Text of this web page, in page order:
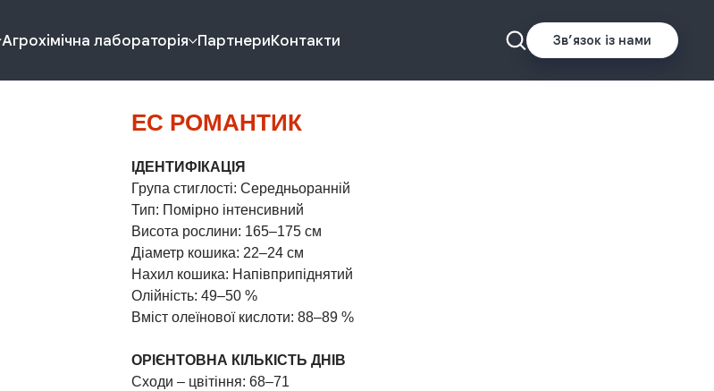
Агрохімічна лабораторія ПартнериКонтакти Звʼязок із нами
ЕС РОМАНТИК
ІДЕНТИФІКАЦІЯ
Група стиглості: Середньоранній
Тип: Помірно інтенсивний
Висота рослини: 165–175 см
Діаметр кошика: 22–24 см
Нахил кошика: Напівприпіднятий
Олійність: 49–50 %
Вміст олеїнової кислоти: 88–89 %
ОРІЄНТОВНА КІЛЬКІСТЬ ДНІВ
Сходи – цвітіння: 68–71